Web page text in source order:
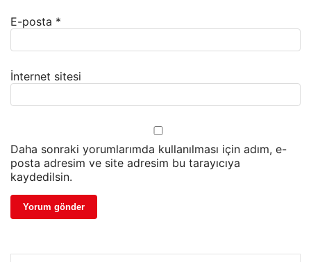
E-posta *
İnternet sitesi
Daha sonraki yorumlarımda kullanılması için adım, e-
posta adresim ve site adresim bu tarayıcıya
kaydedilsin.